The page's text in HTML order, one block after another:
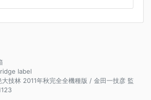
label
技林 2011年秋完全全機種版 / 金田一技彦 監